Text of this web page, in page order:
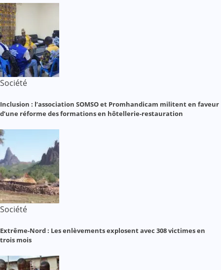
Société
Inclusion : l’association SOMSO et Promhandicam militent en faveur
d’une réforme des formations en hôtellerie-restauration
Société
Extrême-Nord : Les enlèvements explosent avec 308 victimes en
trois mois